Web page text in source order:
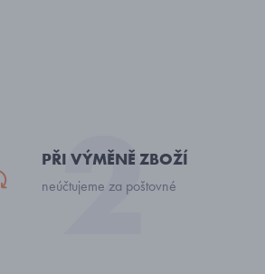
PŘI VÝMĚNĚ ZBOŽÍ
neúčtujeme za poštovné